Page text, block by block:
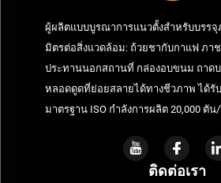
ผู้ผลิตแบบบูรณาการแนวตั้งสำหรับบรร
มิตรต่อสิ่งแวดล้อม: ถ้วยชากับกาแฟ ภา
ประทานนอกสถานที่ กล่องอบขนม ถาด
หลอดดูดที่ย่อยสลายได้ทางชีวภาพ ได้รั
มาตรฐาน ISO กำลังการผลิต 20,000 ตัน
ติดต่อเรา